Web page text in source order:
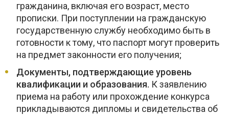
гражданина, включая его возраст, место
прописки. При поступлении на гражданскую
государственную службу необходимо быть в
готовности к тому, что паспорт могут проверить
на предмет законности его получения;
Документы, подтверждающие уровень
квалификации и образования. К заявлению
приема на работу или прохождение конкурса
прикладываются дипломы и свидетельства об